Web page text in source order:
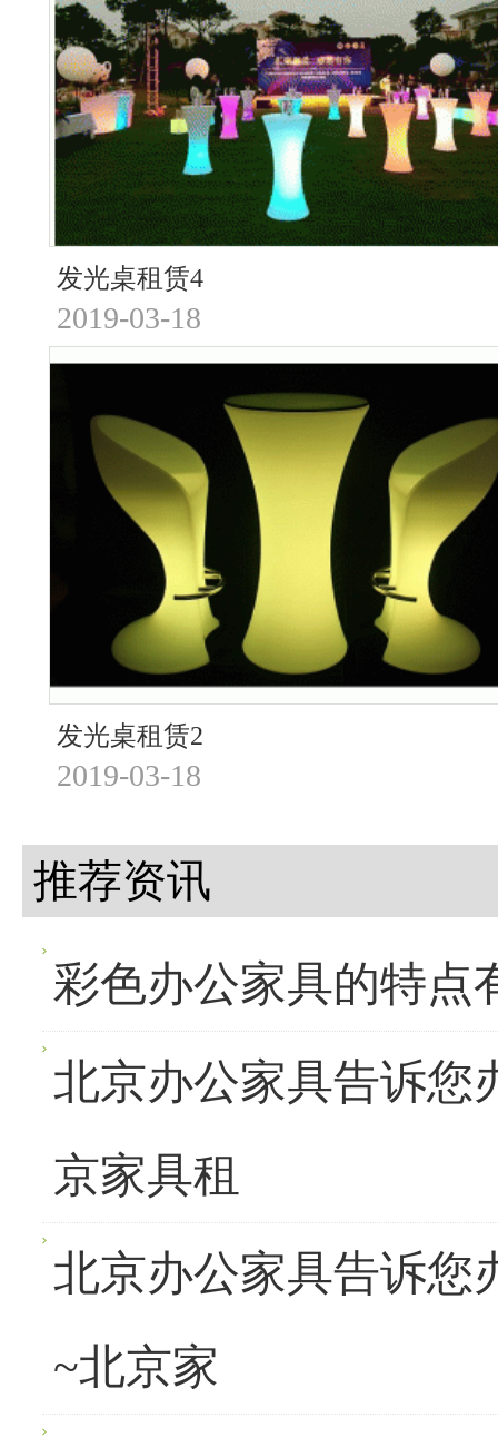
发光桌租赁4
2019-03-18
发光桌租赁2
2019-03-18
推荐资讯
彩色办公家具的特点
北京办公家具告诉您
京家具租
北京办公家具告诉您
~北京家